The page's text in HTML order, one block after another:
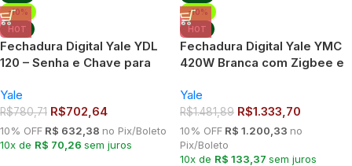
-10%
HOT
Fechadura Digital Yale YDL
120 – Senha e Chave para
Yale
R$780,71 R$702,64
10% OFF R$ 632,38 no Pix/Boleto
10x de R$ 70,26 sem juros
-10%
HOT
Fechadura Digital Yale YMC
420W Branca com Zigbee e
Yale
R$1.481,89 R$1.333,70
10% OFF R$ 1.200,33 no
Pix/Boleto
10x de R$ 133,37 sem juros